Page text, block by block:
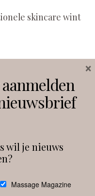
skincare wint
Facebook
wil je nieuws
Massage Magazine
×